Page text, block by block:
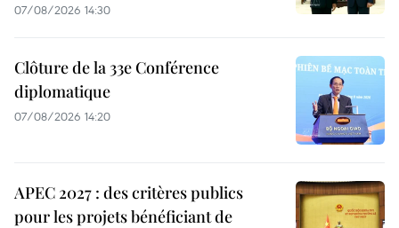
07/08/2026 14:30
Clôture de la 33e Conférence
diplomatique
07/08/2026 14:20
APEC 2027 : des critères publics
pour les projets bénéficiant de